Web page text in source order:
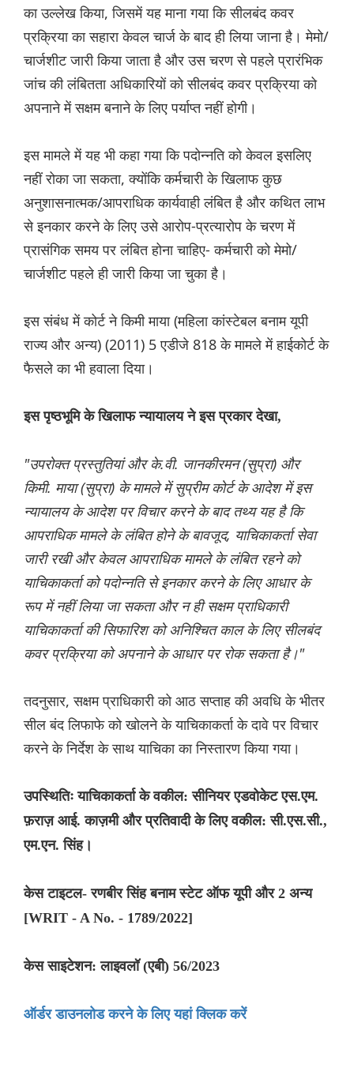
का उल्लेख किया, जिसमें यह माना गया कि सीलबंद कवर
प्रक्रिया का सहारा केवल चार्ज के बाद ही लिया जाना है। मेमो/
चार्जशीट जारी किया जाता है और उस चरण से पहले प्रारंभिक
जांच की लंबितता अधिकारियों को सीलबंद कवर प्रक्रिया को
अपनाने में सक्षम बनाने के लिए पर्याप्त नहीं होगी।
इस मामले में यह भी कहा गया कि पदोन्नति को केवल इसलिए
नहीं रोका जा सकता, क्योंकि कर्मचारी के खिलाफ कुछ
अनुशासनात्मक/आपराधिक कार्यवाही लंबित है और कथित लाभ
से इनकार करने के लिए उसे आरोप-प्रत्यारोप के चरण में
प्रासंगिक समय पर लंबित होना चाहिए- कर्मचारी को मेमो/
चार्जशीट पहले ही जारी किया जा चुका है।
इस संबंध में कोर्ट ने किमी माया (महिला कांस्टेबल बनाम यूपी
राज्य और अन्य) (2011) 5 एडीजे 818 के मामले में हाईकोर्ट के
फैसले का भी हवाला दिया।
इस पृष्ठभूमि के खिलाफ न्यायालय ने इस प्रकार देखा,
"उपरोक्त प्रस्तुतियां और के.वी. जानकीरमन (सुप्रा) और
किमी. माया (सुप्रा) के मामले में सुप्रीम कोर्ट के आदेश में इस
न्यायालय के आदेश पर विचार करने के बाद तथ्य यह है कि
आपराधिक मामले के लंबित होने के बावजूद, याचिकाकर्ता सेवा
जारी रखी और केवल आपराधिक मामले के लंबित रहने को
याचिकाकर्ता को पदोन्नति से इनकार करने के लिए आधार के
रूप में नहीं लिया जा सकता और न ही सक्षम प्राधिकारी
याचिकाकर्ता की सिफारिश को अनिश्चित काल के लिए सीलबंद
कवर प्रक्रिया को अपनाने के आधार पर रोक सकता है।"
तदनुसार, सक्षम प्राधिकारी को आठ सप्ताह की अवधि के भीतर
सील बंद लिफाफे को खोलने के याचिकाकर्ता के दावे पर विचार
करने के निर्देश के साथ याचिका का निस्तारण किया गया।
उपस्थितिः याचिकाकर्ता के वकील: सीनियर एडवोकेट एस.एम.
फ़राज़ आई. काज़मी और प्रतिवादी के लिए वकील: सी.एस.सी.,
एम.एन. सिंह।
केस टाइटल- रणबीर सिंह बनाम स्टेट ऑफ यूपी और 2 अन्य
[WRIT - A No. - 1789/2022]
केस साइटेशन: लाइवलॉ (एबी) 56/2023
ऑर्डर डाउनलोड करने के लिए यहां क्लिक करें